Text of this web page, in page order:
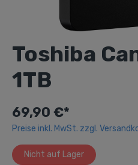
Toshiba
1TB
69,90 €*
Preise inkl. MwSt. zzgl.
Nicht auf Lager